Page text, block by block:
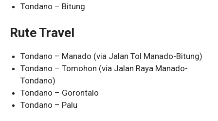
Tondano – Bitung
Rute Travel
Tondano – Manado (via Jalan Tol Manado-Bitung)
Tondano – Tomohon (via Jalan Raya Manado-
Tondano)
Tondano – Gorontalo
Tondano – Palu